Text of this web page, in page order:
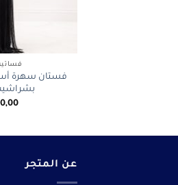
فستان سهرة
عن المتجر